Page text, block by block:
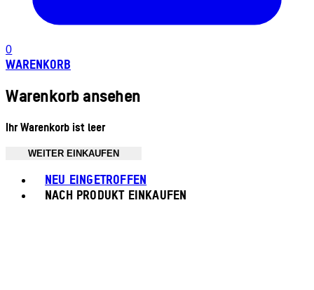
0
WARENKORB
Warenkorb ansehen
Ihr Warenkorb ist leer
WEITER EINKAUFEN
NEU EINGETROFFEN
NACH PRODUKT EINKAUFEN